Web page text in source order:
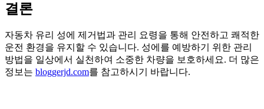
결론
자동차 유리 성에 제거법과 관리 요령을 통해 안전하고 쾌적한
운전 환경을 유지할 수 있습니다. 성에를 예방하기 위한 관리
방법을 일상에서 실천하여 소중한 차량을 보호하세요. 더 많은
정보는 bloggerjd.com를 참고하시기 바랍니다.